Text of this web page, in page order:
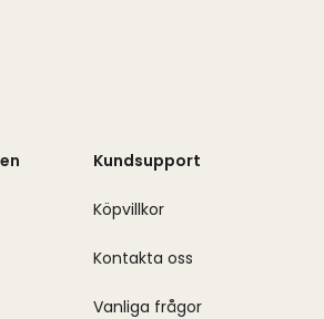
Kundsupport
Köpvillkor
Kontakta oss
Vanliga frågor